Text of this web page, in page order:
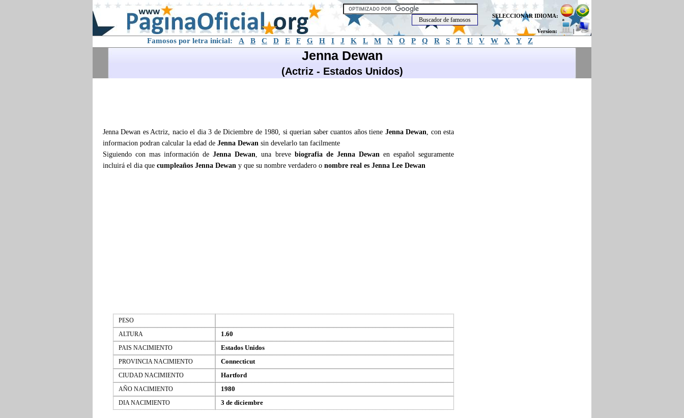
SELECCIONAR IDIOMA:
Version: |
Famosos por letra inicial: A B C D E F G H I J K L M N O P Q R S T U V W X Y Z
Jenna Dewan
(Actriz - Estados Unidos)
Jenna Dewan es Actriz, nacio el dia 3 de Diciembre de 1980, si querian saber cuantos años tiene Jenna Dewan, con esta
informacion podran calcular la edad de Jenna Dewan sin develarlo tan facilmente
Siguiendo con mas información deJenna Dewan, una breve biografia de Jenna Dewanen español seguramente
incluirá el dia que cumpleaños Jenna Dewan y que su nombre verdadero o nombre real es Jenna Lee Dewan
PESO
ALTURA
1.60
PAIS NACIMIENTO Estados Unidos
PROVINCIA NACIMIENTO Connecticut
CIUDAD NACIMIENTO Hartford
AÑO NACIMIENTO 1980
DIA NACIMIENTO 3 de diciembre